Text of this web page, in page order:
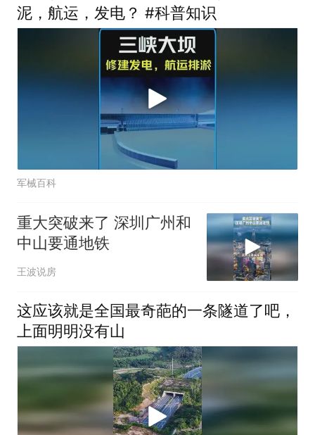
泥，航运，发电？ #科普知识
军械百科
重大突破来了 深圳广州和
中山要通地铁
王波说房
这应该就是全国最奇葩的一条隧道了吧，
上面明明没有山